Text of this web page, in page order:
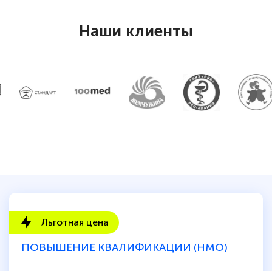
Наши клиенты
Льготная цена
ПОВЫШЕНИЕ КВАЛИФИКАЦИИ (НМО)